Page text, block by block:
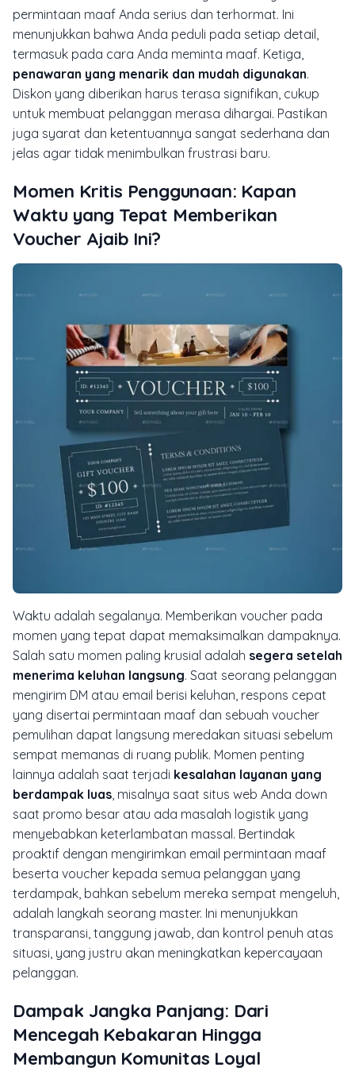
permintaan maaf Anda serius dan terhormat. Ini
menunjukkan bahwa Anda peduli pada setiap detail,
termasuk pada cara Anda meminta maaf. Ketiga,
penawaran yang menarik dan mudah digunakan.
Diskon yang diberikan harus terasa signifikan, cukup
untuk membuat pelanggan merasa dihargai. Pastikan
juga syarat dan ketentuannya sangat sederhana dan
jelas agar tidak menimbulkan frustrasi baru.
Momen Kritis Penggunaan: Kapan
Waktu yang Tepat Memberikan
Voucher Ajaib Ini?
Waktu adalah segalanya. Memberikan voucher pada
momen yang tepat dapat memaksimalkan dampaknya.
Salah satu momen paling krusial adalah segera setelah
menerima keluhan langsung. Saat seorang pelanggan
mengirim DM atau email berisi keluhan, respons cepat
yang disertai permintaan maaf dan sebuah voucher
pemulihan dapat langsung meredakan situasi sebelum
sempat memanas di ruang publik. Momen penting
lainnya adalah saat terjadi kesalahan layanan yang
berdampak luas , misalnya saat situs web Anda down
saat promo besar atau ada masalah logistik yang
menyebabkan keterlambatan massal. Bertindak
proaktif dengan mengirimkan email permintaan maaf
beserta voucher kepada semua pelanggan yang
terdampak, bahkan sebelum mereka sempat mengeluh,
adalah langkah seorang master. Ini menunjukkan
transparansi, tanggung jawab, dan kontrol penuh atas
situasi, yang justru akan meningkatkan kepercayaan
pelanggan.
Dampak Jangka Panjang: Dari
Mencegah Kebakaran Hingga
Membangun Komunitas Loyal